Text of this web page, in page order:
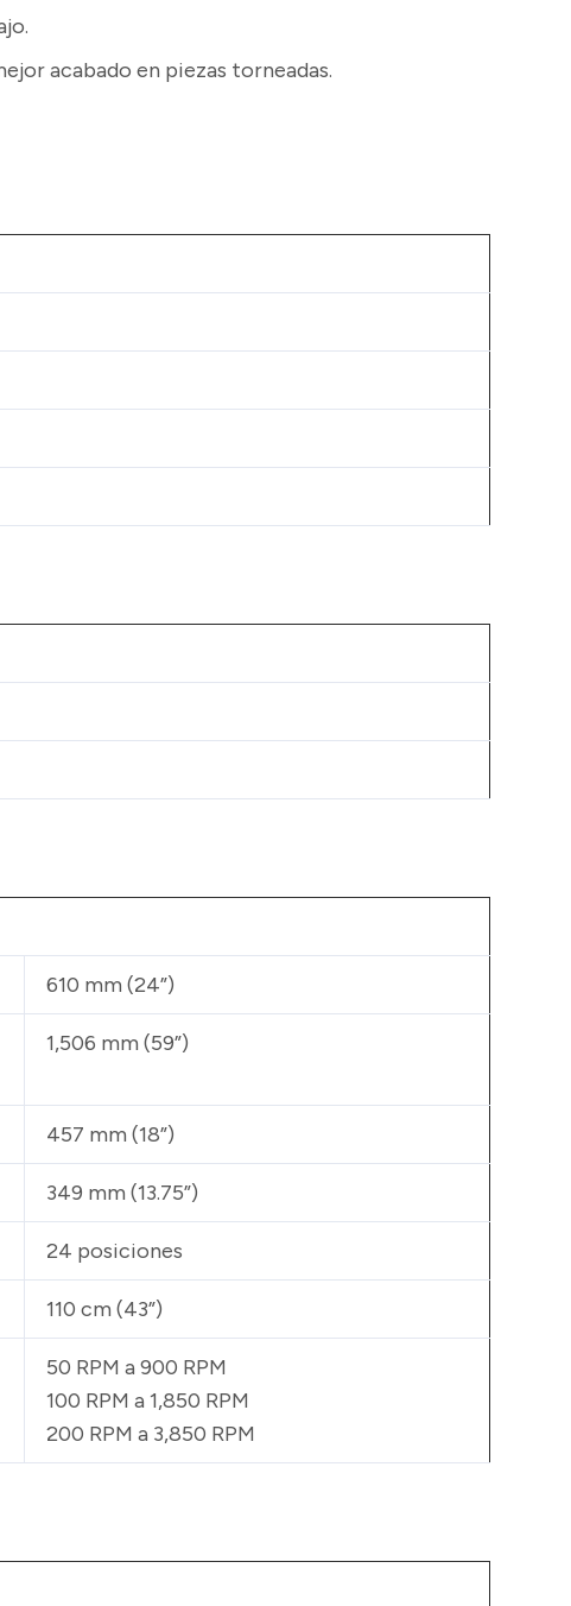
acabado en piezas torneadas.
610 mm (24”)
1,506 mm (59”)
457 mm (18”)
349 mm (13.75”)
24 posiciones
110 cm (43”)
50 RPM a 900 RPM
100 RPM a 1,850 RPM
200 RPM a 3,850 RPM